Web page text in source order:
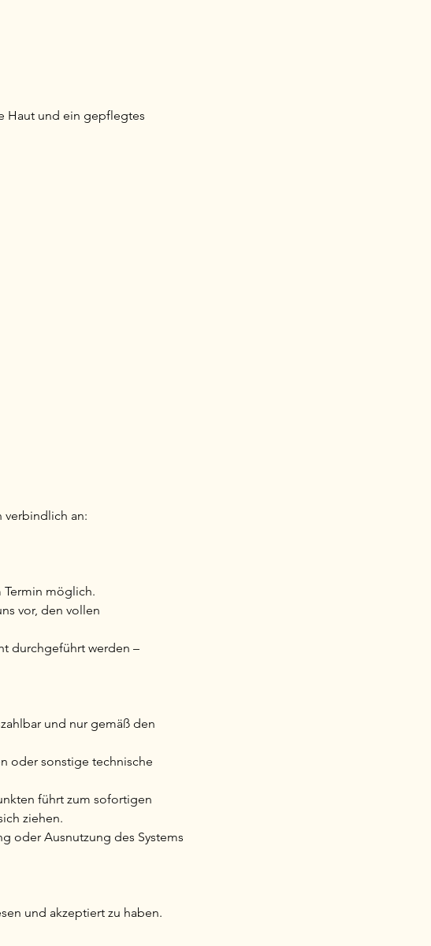
Haut und ein gepflegtes
verbindlich an:
Termin möglich.
vor, den vollen
durchgeführt werden –
und nur gemäß den
oder sonstige technische
führt zum sofortigen
ziehen.
oder Ausnutzung des Systems
und akzeptiert zu haben.